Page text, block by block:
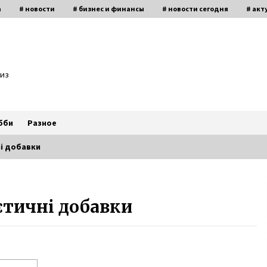
# новости # бизнес и финансы # новости сегодня #
Разное
трогательное видео
добавки
добавки